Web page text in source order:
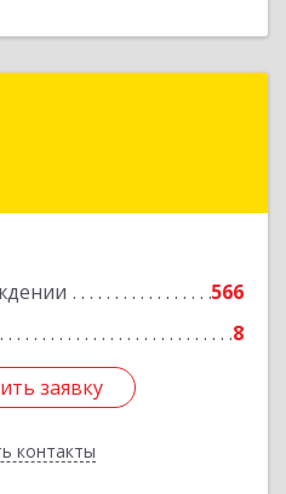
566
8
заявку
контакты
Грозный г, Путина пр-
заявку